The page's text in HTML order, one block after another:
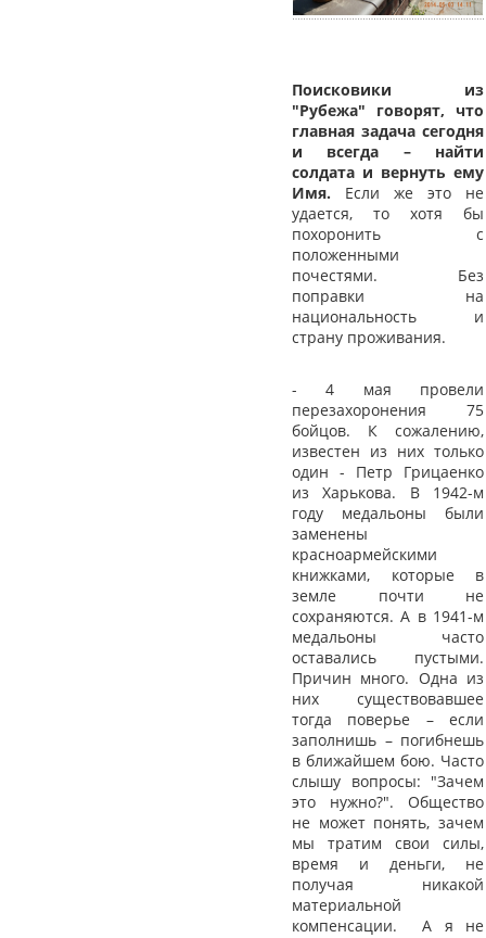
Поисковики из
"Рубежа" говорят, что
главная задача сегодня
и всегда – найти
солдата и вернуть ему
Имя. Если же это не
удается, то хотя бы
похоронить с
положенными
почестями. Без
поправки на
национальность и
страну проживания.
- 4 мая провели
перезахоронения 75
бойцов. К сожалению,
известен из них только
один - Петр Грицаенко
из Харькова. В 1942-м
году медальоны были
заменены
красноармейскими
книжками, которые в
земле почти не
сохраняются. А в 1941-м
медальоны часто
оставались пустыми.
Причин много. Одна из
них существовавшее
тогда поверье – если
заполнишь – погибнешь
в ближайшем бою. Часто
слышу вопросы: "Зачем
это нужно?". Общество
не может понять, зачем
мы тратим свои силы,
время и деньги, не
получая никакой
материальной
компенсации. А я не